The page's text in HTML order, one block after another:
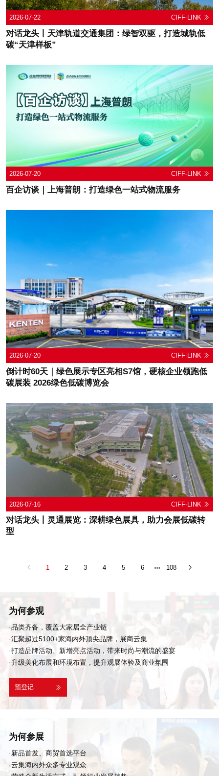
2026-07-22 CIFF-LINK
对话龙头丨天津轨道交通集团：绿智双驱，打造城轨低
碳“天津样板”
2026-07-20 CIFF-LINK
百企访谈｜上海普朗：打造绿色一站式物流服务
2026-07-20 CIFF-LINK
倒计时60天｜绿色展示专区亮相S7馆，硬核企业领跑低
碳展装 2026绿色低碳博览会
2026-07-16 CIFF-LINK
对话龙头丨灵通展览：深耕绿色展具，助力会展低碳转
型
1 2 3 4 5 6 108
为何参观
·品类齐备，覆盖大家居全产业链
·汇聚超过5100+家海内外顶尖品牌，展商云集
·打造品牌活动、新增亮点活动，带来时尚与潮流的盛宴
·升级美化布展和环境布置，提升观展体验及商业氛围
预登记
为何参展
·新品首发、商贸首选平台
·云集海内外众多专业观众